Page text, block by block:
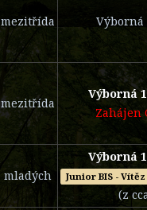
mezitřída
mezitřída
Výborná
Zahájen
mladých
Výborná
Junior BIS -
(z